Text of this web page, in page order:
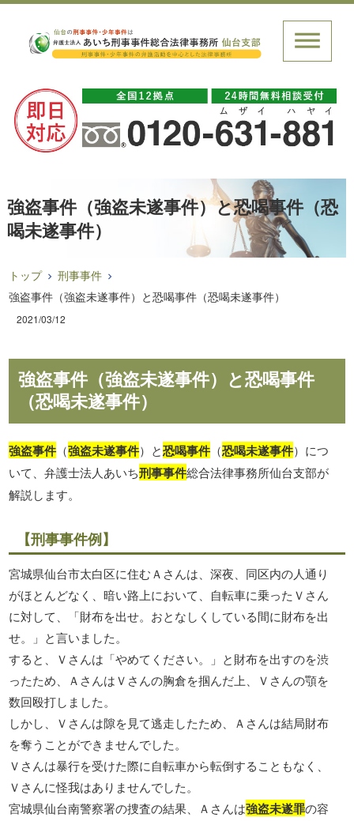
強盗事件（強盗未遂事件）と恐喝事件（恐
喝未遂事件）
トップ
刑事事件
強盗事件（強盗未遂事件）と恐喝事件（恐喝未遂事件）
2021/03/12
強盗事件（強盗未遂事件）と恐喝事件
（恐喝未遂事件）
強盗事件 （強盗未遂事件）と恐喝事件 （恐喝未遂事件）につ
いて、弁護士法人あいち刑事事件総合法律事務所仙台支部が
解説します。
【刑事事件例】
宮城県仙台市太白区に住むＡさんは、深夜、同区内の人通り
がほとんどなく、暗い路上において、自転車に乗ったＶさん
に対して、「財布を出せ。おとなしくしている間に財布を出
せ。」と言いました。
すると、Ｖさんは「やめてください。」と財布を出すのを渋
ったため、ＡさんはＶさんの胸倉を掴んだ上、Ｖさんの顎を
数回殴打しました。
しかし、Ｖさんは隙を見て逃走したため、Ａさんは結局財布
を奪うことができませんでした。
Ｖさんは暴行を受けた際に自転車から転倒することもなく、
Ｖさんに怪我はありませんでした。
宮城県仙台南警察署の捜査の結果、Ａさんは強盗未遂罪の容